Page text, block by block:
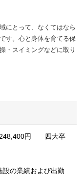
にとって、なくてはなら
す。心と身体を育てる保
・スイミングなどに取り
248,400円 四大卒
設の業績および出勤